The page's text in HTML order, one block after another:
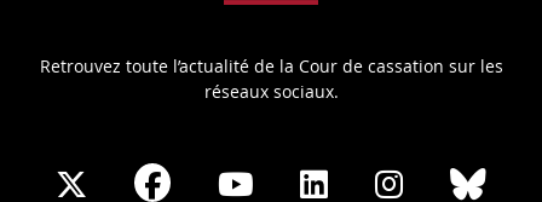
Retrouvez toute l’actualité de la Cour de cassation sur les
réseaux sociaux.
ShareShare
Share
Share
Share